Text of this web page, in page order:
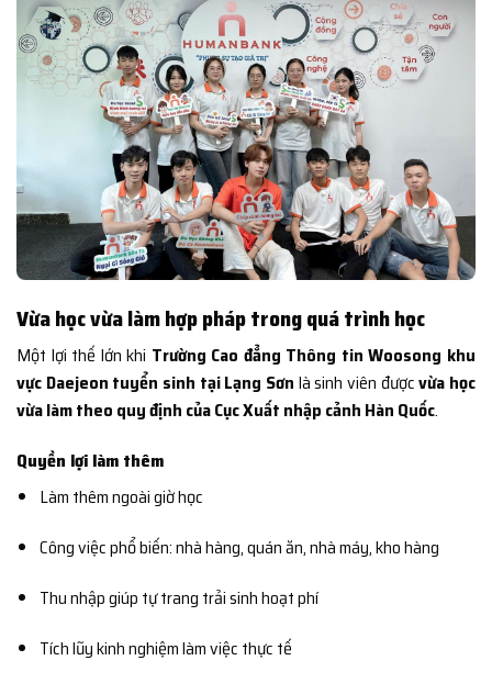
Vừa học vừa làm hợp pháp trong quá trình học
Một lợi thế lớn khi Trường Cao đẳng Thông tin Woosong khu
vực Daejeon tuyển sinh tại Lạng Sơn là sinh viên đượcvừa học
vừa làm theo quy định của Cục Xuất nhập cảnh Hàn Quốc.
Quyền lợi làm thêm
Làm thêm ngoài giờ học
Công việc phổ biến: nhà hàng, quán ăn, nhà máy, kho hàng
Thu nhập giúp tự trang trải sinh hoạt phí
Tích lũy kinh nghiệm làm việc thực tế